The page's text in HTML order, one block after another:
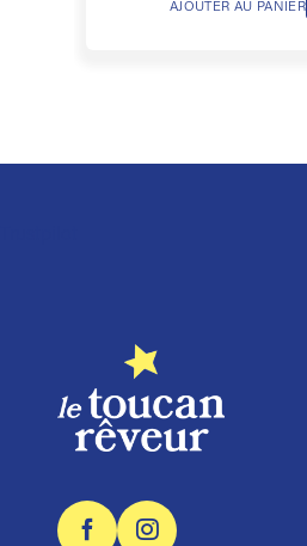
AJOUTER AU PANIER